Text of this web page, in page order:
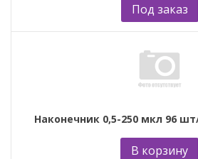
Под заказ
Наконечник 0,5-250 мкл 96
В корзину